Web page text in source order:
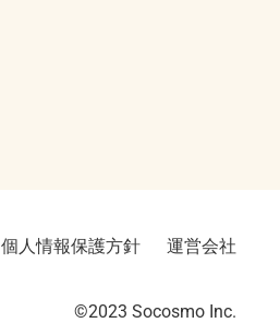
個人情報保護方針 運営会社
©2023︎ Socosmo Inc.